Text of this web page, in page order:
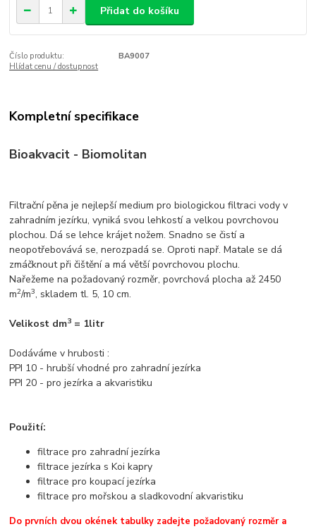
Přidat do košíku
Číslo produktu:
BA9007
Hlídat cenu / dostupnost
Kompletní specifikace
Bioakvacit - Biomolitan
Filtrační pěna je nejlepší medium pro biologickou filtraci vody v
zahradním jezírku, vyniká svou lehkostí a velkou povrchovou
plochou. Dá se lehce krájet nožem. Snadno se čistí a
neopotřebovává se, nerozpadá se. Oproti např. Matale se dá
zmáčknout při čištění a má větší povrchovou plochu.
Nařežeme na požadovaný rozměr, povrchová plocha až 2450
m2/m3, skladem tl. 5, 10 cm.
Velikost dm3 = 1litr
Dodáváme v hrubosti :
PPI 10 - hrubší vhodné pro zahradní jezírka
PPI 20 - pro jezírka a akvaristiku
Použití:
filtrace pro zahradní jezírka
filtrace jezírka s Koi kapry
filtrace pro koupací jezírka
filtrace pro mořskou a sladkovodní akvaristiku
Do prvních dvou okének tabulky zadejte požadovaný rozměr a